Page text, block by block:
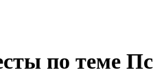
по теме